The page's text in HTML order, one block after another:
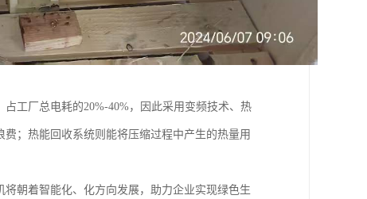
工厂总电耗的20%-40%，因此采用变频技术、热
；热能回收系统则能将压缩过程中产生的热量用
朝着智能化、化方向发展，助力企业实现绿色生